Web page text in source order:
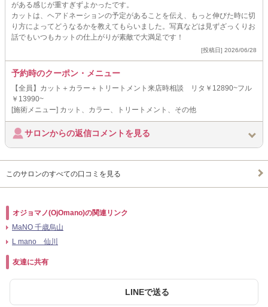
がある感じが重すぎずよかったです。
カットは、ヘアドネーションの予定があることを伝え、もっと伸びた時に切
り方によってどうなるかを教えてもらいました。写真などは見ずざっくりお
話でもいつもカットの仕上がりが素敵で大満足です！
[投稿日] 2026/06/28
予約時のクーポン・メニュー
【全員】カット＋カラー＋トリートメント来店時相談 リタ￥12890~フル
￥13990~
[施術メニュー] カット、カラー、トリートメント、その他
サロンからの返信コメントを見る
このサロンのすべての口コミを見る
オジョマノ(OjOmano)の関連リンク
MaNO 千歳烏山
L mano 仙川
友達に共有
LINEで送る